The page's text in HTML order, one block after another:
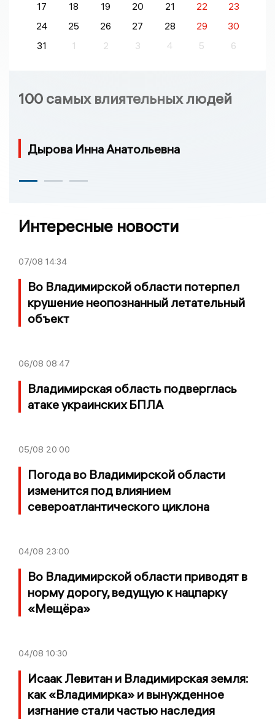
17
18 19 20 21 22
23
24
25 26 27 28 29
30
31
1 2 3 4 5 6
100 самых влиятельных людей
Дырова Инна Анатольевна
Интересные новости
07/08 14:34
Во Владимирской области потерпел
крушение неопознанный летательный
объект
06/08 08:47
Владимирская область подверглась
атаке украинских БПЛА
05/08 20:00
Погода во Владимирской области
изменится под влиянием
североатлантического циклона
04/08 23:00
Во Владимирской области приводят в
норму дорогу, ведущую к нацпарку
«Мещёра»
04/08 10:30
Исаак Левитан и Владимирская земля:
как «Владимирка» и вынужденное
изгнание стали частью наследия